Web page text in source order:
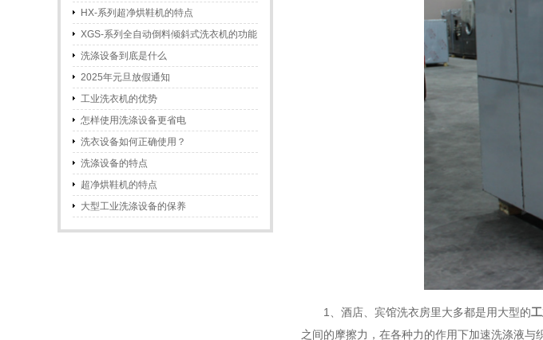
HX-系列超净烘鞋机的特点
XGS-系列全自动倒料倾斜式洗衣机的功能
和特点
洗涤设备到底是什么
2025年元旦放假通知
工业洗衣机的优势
怎样使用洗涤设备更省电
洗衣设备如何正确使用？
洗涤设备的特点
超净烘鞋机的特点
大型工业洗涤设备的保养
1、酒店、宾馆洗衣房里大多都是用大型的
之间的摩擦力，在各种力的作用下加速洗涤液